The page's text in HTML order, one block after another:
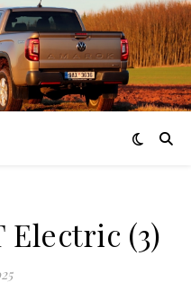
Electric (3)